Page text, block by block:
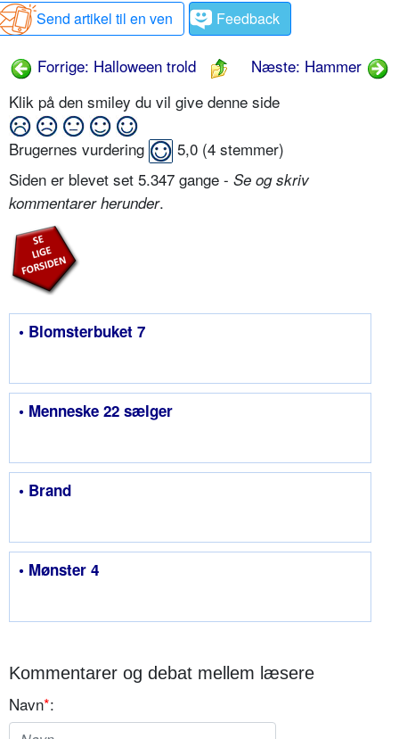
Send artikel til en ven
Feedback
Forrige: Halloween trold
Næste: Hammer
Klik på den smiley du vil give denne side
Brugernes vurdering 5,0 (4 stemmer)
Siden er blevet set 5.347 gange - Se og skriv
kommentarer herunder.
• Blomsterbuket 7
• Menneske 22 sælger
• Brand
• Mønster 4
Kommentarer og debat mellem læsere
Navn*: